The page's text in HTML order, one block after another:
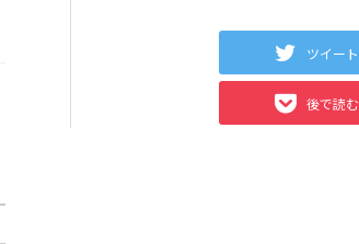
ツイート
後で読む